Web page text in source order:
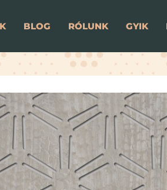
BLOG RÓLUNK GYIK